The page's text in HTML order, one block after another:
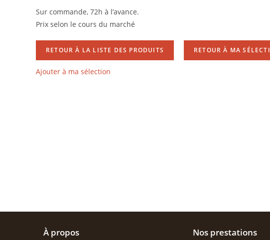
Sur commande, 72h à l’avance.
Prix selon le cours du marché
RETOUR À LA LISTE DES PRODUITS RETOUR À MA
Ajouter à ma sélection
À propos Nos prestations